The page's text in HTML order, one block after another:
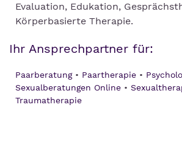
Evaluation, Edukation,
Körperbasierte Therapie.
Ihr Ansprechpartner für:
Paarberatung Paartherapie
Sexualberatungen Online
Traumatherapie